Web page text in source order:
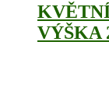
VÝŠKA